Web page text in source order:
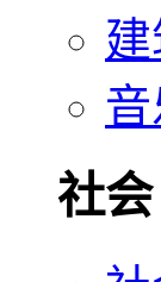
社会